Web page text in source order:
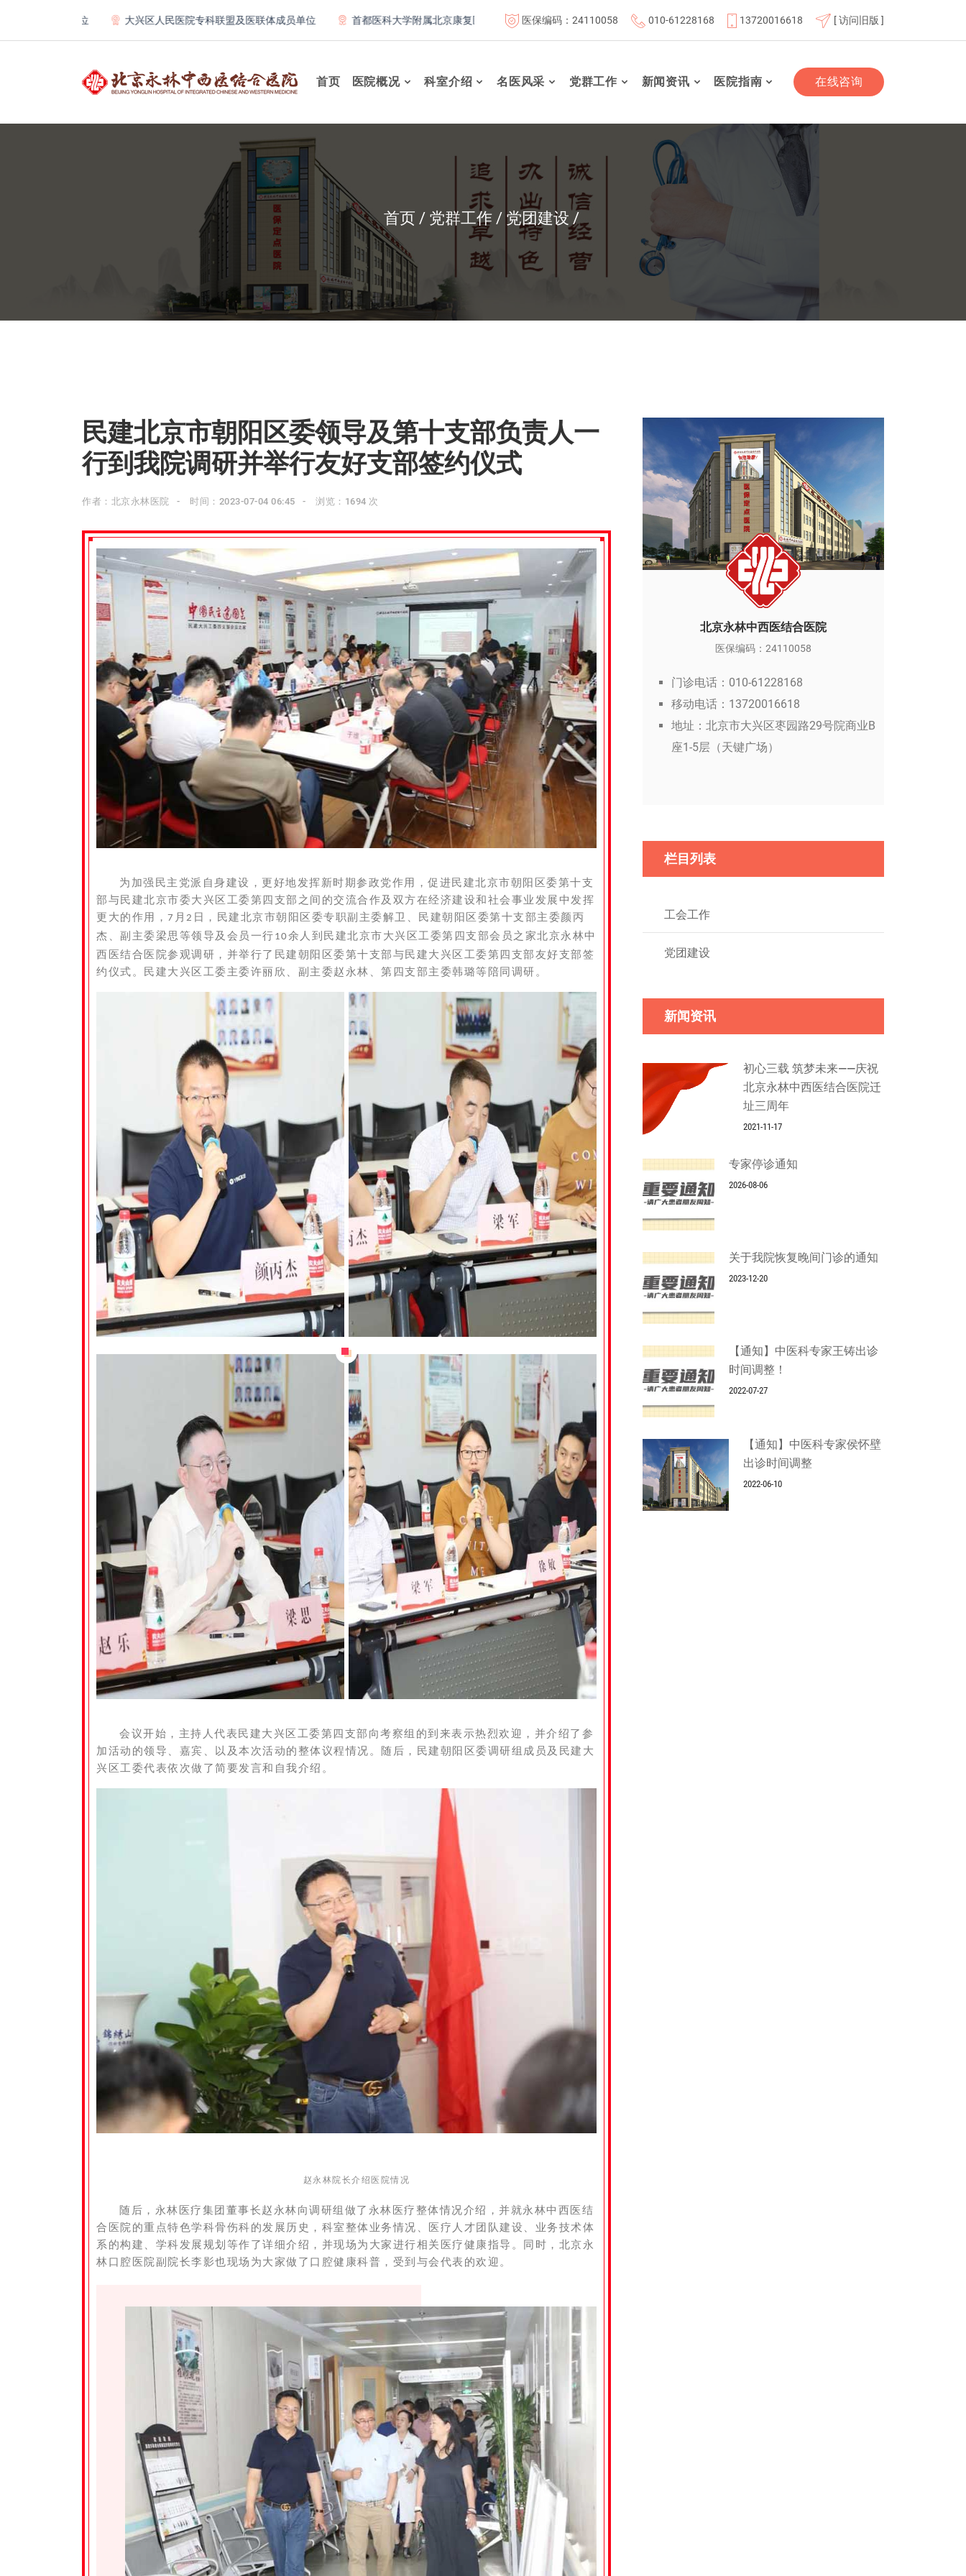
大兴区人民医院专科联盟及医联体成员单位 首都医科大学附属北京康复医院联体成员单位 北京航天总医院联体成员单位 北京市老年友善医疗机构 “百业千行齐拥军”双拥
医保编码：24110058 010-61228168 13720016618 [ 访问旧版 ]
首页 医院概况 科室介绍 名医风采 党群工作 新闻资讯 医院指南 在线咨询
首页 党群工作 党团建设
民建北京市朝阳区委领导及第十支部负责人一
行到我院调研并举行友好支部签约仪式
作者：北京永林医院 时间：2023-07-04 06:45 浏览：1694 次
为加强民主党派自身建设，更好地发挥新时期参政党作用，促进民建北京市朝阳区委第十支
部与民建北京市委大兴区工委第四支部之间的交流合作及双方在经济建设和社会事业发展中发挥
更大的作用， 7 月 2 日，民建北京市朝阳区委专职副主委解卫、民建朝阳区委第十支部主委颜丙
杰、副主委梁思 等领导及会员一行 10余人到民建北京市大兴区工委第四支部会员之家北京永林中
西医结合医院参观调研，并举行了民建朝阳区委第十支部与民建大兴区工委第四支部友好支部签
约仪式。民建大兴区工委主委许丽欣、副主委赵永林、第四支部主委韩璐等陪同调研。
会议开始，主持人代表民建大兴区工委第四支部向考察组的到来表示热烈欢迎，并介绍了参
加活动的领导、嘉宾、以及本次活动的整体议程情况。随后，民建朝阳区委调研组成员及民建大
兴区工委代表依次做了简要发言和自我介绍。
赵永林院长介绍医院情况
随后，永林医疗集团董事长赵永林向调研组做了永林医疗整体情况介绍，并就永林中西医结
合医院的重点特色学科骨伤科的发展历史，科室整体业务情况、医疗人才团队建设、业务技术体
系的构建、学科发展规划等作了详细介绍，并现场为大家进行相关医疗健康指导。同时，北京永
林口腔医院副院长李影也现场为大家做了口腔健康科普，受到与会代表的欢迎。
北京永林中西医结合医院
医保编码：24110058
门诊电话：010-61228168
移动电话：13720016618
地址：北京市大兴区枣园路29号院商业B
座1-5层（天键广场）
栏目列表
工会工作
党团建设
新闻资讯
初心三载 筑梦未来——庆祝
北京永林中西医结合医院迁
址三周年
2021-11-17
专家停诊通知
2026-08-06
关于我院恢复晚间门诊的通知
2023-12-20
【通知】中医科专家王铸出诊
时间调整！
2022-07-27
【通知】中医科专家侯怀壁
出诊时间调整
2022-06-10